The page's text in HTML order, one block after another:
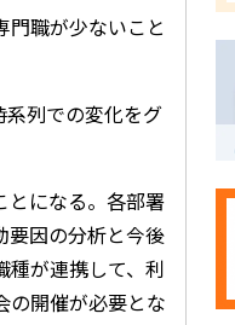
門職が少ないこと
列での変化をグ
とになる。各部署
要因の分析と今後
種が連携して、利
の開催が必要とな